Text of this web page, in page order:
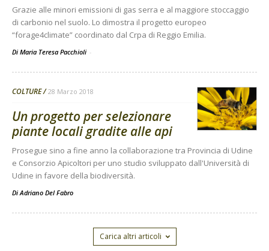
Grazie alle minori emissioni di gas serra e al maggiore stoccaggio
di carbonio nel suolo. Lo dimostra il progetto europeo
“forage4climate” coordinato dal Crpa di Reggio Emilia.
Di Maria Teresa Pacchioli -
COLTURE 28 Marzo 2018
Un progetto per selezionare
piante locali gradite alle api
Prosegue sino a fine anno la collaborazione tra Provincia di Udine
e Consorzio Apicoltori per uno studio sviluppato dall'Università di
Udine in favore della biodiversità.
DiAdriano Del Fabro
Carica altri articoli